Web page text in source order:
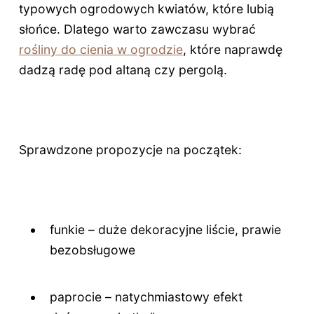
typowych ogrodowych kwiatów, które lubią
słońce. Dlatego warto zawczasu wybrać
rośliny do cienia w ogrodzie, które naprawdę
dadzą radę pod altaną czy pergolą.
Sprawdzone propozycje na początek:
funkie – duże dekoracyjne liście, prawie
bezobsługowe
paprocie – natychmiastowy efekt